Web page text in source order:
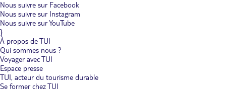
Nous suivre sur Facebook
Nous suivre sur Instagram
Nous suivre sur YouTube
}
À propos de TUI
Qui sommes nous ?
Voyager avec TUI
Espace presse
TUI, acteur du tourisme durable
Se former chez TUI